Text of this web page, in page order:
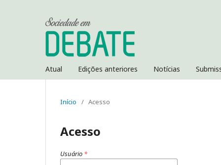
Atual Edições anteriores Notícias
Início / Acesso
Acesso
Usuário *